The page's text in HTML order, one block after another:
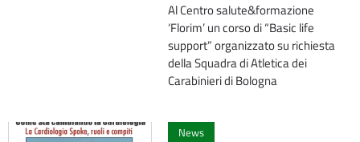
Al Centro salute&formazione
‘Florim’ un corso di “Basic life
support” organizzato su richiesta
della Squadra di Atletica dei
Carabinieri di Bologna
News